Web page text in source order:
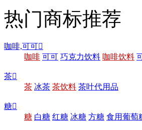
热门商标推荐
咖啡,可可
咖啡 可可 巧克力饮料 咖啡饮料
茶
茶 冰茶 茶饮料 茶叶代用品
糖
糖 白糖 红糖 冰糖 方糖 食用葡萄